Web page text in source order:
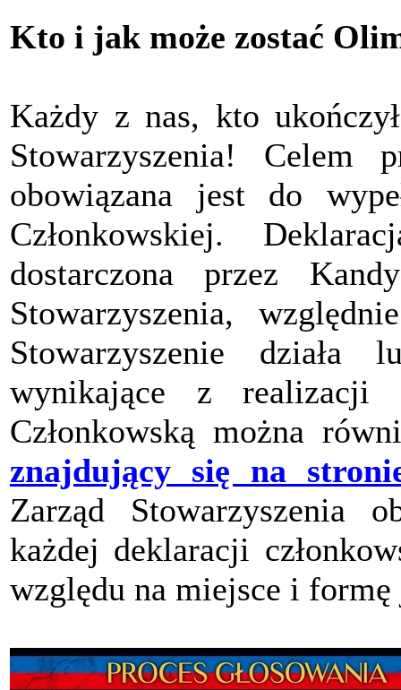
Kto i jak może zostać
Każdy z nas, kto
Stowarzyszenia! Celem
obowiązana jest do
Członkowskiej.
dostarczona przez
Stowarzyszenia,
Stowarzyszenie działa
wynikające z realizacji
Członkowską można
znajdujący się na
Zarząd Stowarzyszenia
każdej deklaracji
względu na miejsce i